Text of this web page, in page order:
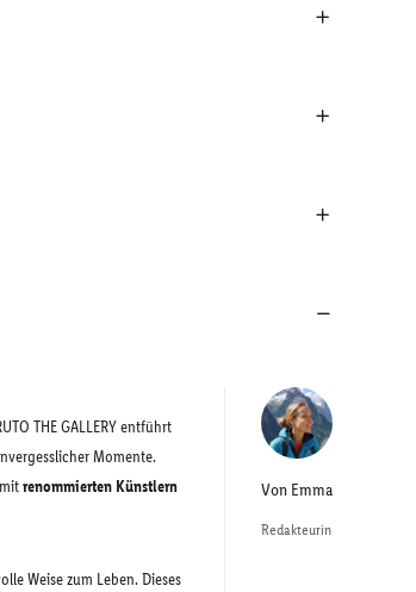
THE GALLERY entführt
Momente.
renommierten Künstlern
Weise zum Leben. Dieses
Von Emma
Redakteurin